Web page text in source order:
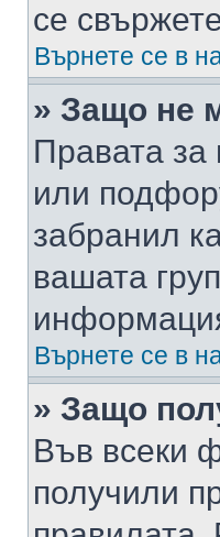
се
Върнете се в
» Защо не
Правата за
или
забранил
вашата
Върнете се в
» Защо
Във всеки
получили